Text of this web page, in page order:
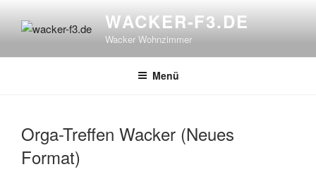
Inhalt
WACKER-F3.DE
Wacker Wohnzimmer
Menü
Orga-Treffen Wacker (Neues
Format)